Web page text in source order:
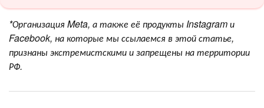
*Организация Meta, а также её продукты Instagram и
Facebook, на которые мы ссылаемся в этой статье,
признаны экстремистскими и запрещены на территории
РФ.